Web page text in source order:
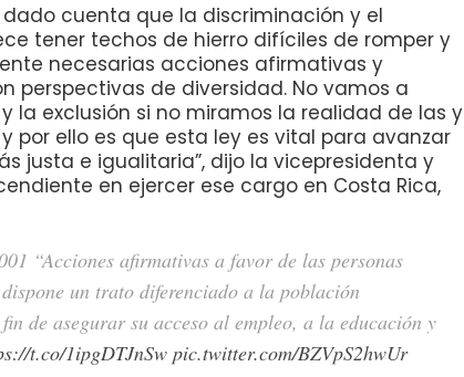
dado cuenta que la discriminación y el
tener techos de hierro difíciles de romper y
necesarias acciones afirmativas y
perspectivas de diversidad. No vamos a
la exclusión si no miramos la realidad de las y
por ello es que esta ley es vital para avanzar
justa e igualitaria”, dijo la vicepresidenta y
en ejercer ese cargo en Costa Rica,
“Acciones afirmativas a favor de las personas
un trato diferenciado a la población
de asegurar su acceso al empleo, a la educación y
t.co/1ipgDTJnSw pic.twitter.com/BZVpS2hwUr